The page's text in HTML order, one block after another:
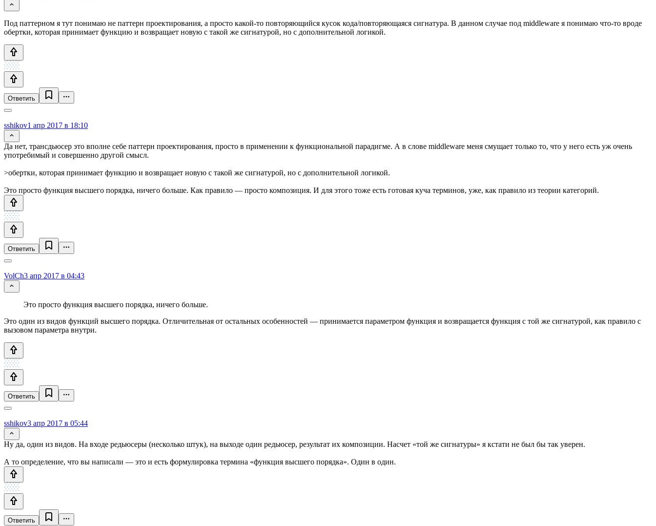
Под паттерном я тут понимаю не паттерн проектирования, а просто какой-то повторяющийся кусок кода/повторяющаяся сигнатура. В данном случае под middleware я понимаю что-то вроде
обертки, которая принимает функцию и возвращает новую с такой же сигнатурой, но с дополнительной логикой.
Ответить
sshikov1 апр 2017 в 18:10
Да нет, трансдьюсер это вполне себе паттерн проектирования, просто в применении к функциональной парадигме. А в слове middleware меня смущает только то, что у него есть уж очень
употребимый и совершенно другой смысл.
>обертки, которая принимает функцию и возвращает новую с такой же сигнатурой, но с дополнительной логикой.
Это просто функция высшего порядка, ничего больше. Как правило — просто композиция. И для этого тоже есть готовая куча терминов, уже, как правило из теории категорий.
Ответить
VolCh3 апр 2017 в 04:43
Это просто функция высшего порядка, ничего больше.
Это один из видов функций высшего порядка. Отличительная от остальных особенностей — принимается параметром функция и возвращается функция с той же сигнатурой, как правило с
вызовом параметра внутри.
Ответить
sshikov3 апр 2017 в 05:44
Ну да, один из видов. На входе редьюсеры (несколько штук), на выходе один редьюсер, результат их композиции. Насчет «той же сигнатуры» я кстати не был бы так уверен.
А то определение, что вы написали — это и есть формулировка термина «функция высшего порядка». Один в один.
Ответить